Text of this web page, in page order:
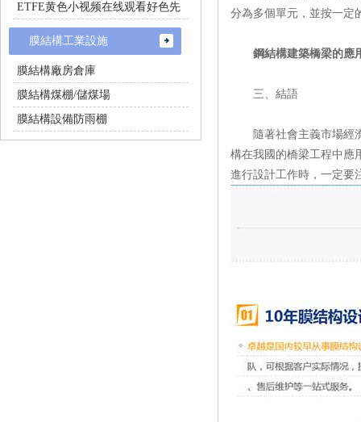
分為多個單元，並按一定
鋼結構建築橋梁的應
三、結語
隨著社會主義市場經濟的
構在我國的橋梁工程中應用
進行設計工作時，一定要注
ETFE黄色小视频在线观看好色先
生
膜結構工業設施
膜結構廠房倉庫
膜結構煤棚/儲煤場
膜結構設備防雨棚